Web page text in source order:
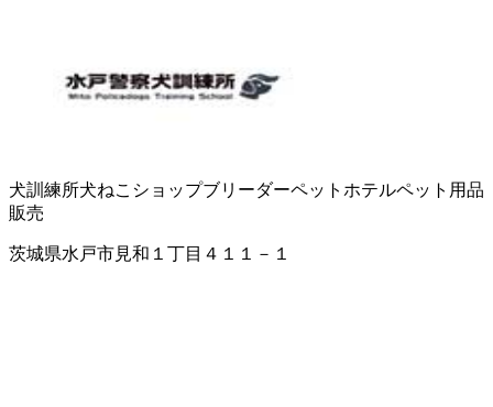
犬訓練所犬ねこショップブリーダーペットホテルペット用品
販売
茨城県水戸市見和１丁目４１１－１